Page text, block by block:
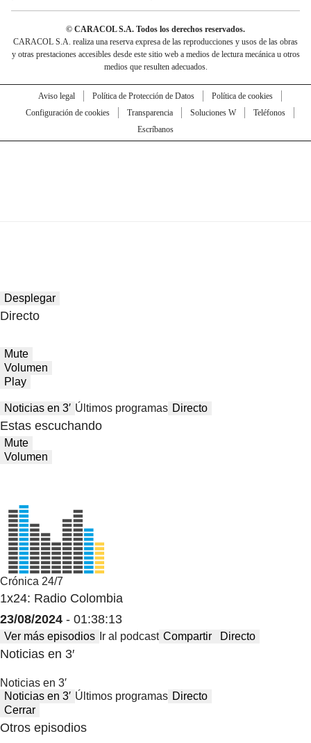
© CARACOL S.A. Todos los derechos reservados.
CARACOL S.A. realiza una reserva expresa de las reproducciones y usos de las obras
y otras prestaciones accesibles desde este sitio web a medios de lectura mecánica u otros
medios que resulten adecuados.
Aviso legal Política de Protección de Datos
Política de cookies
Configuración de cookies
Transparencia Soluciones W
Teléfonos
Escríbanos
Desplegar
Directo
Mute
Volumen
Play
Noticias en 3′ Últimos programas Directo
Estas escuchando
Mute
Volumen
Crónica 24/7
1x24: Radio Colombia
23/08/2024 - 01:38:13
Ver más episodios Ir al podcast Compartir Directo
Noticias en 3′
Noticias en 3′
Noticias en 3′ Últimos programas Directo
Cerrar
Otros episodios